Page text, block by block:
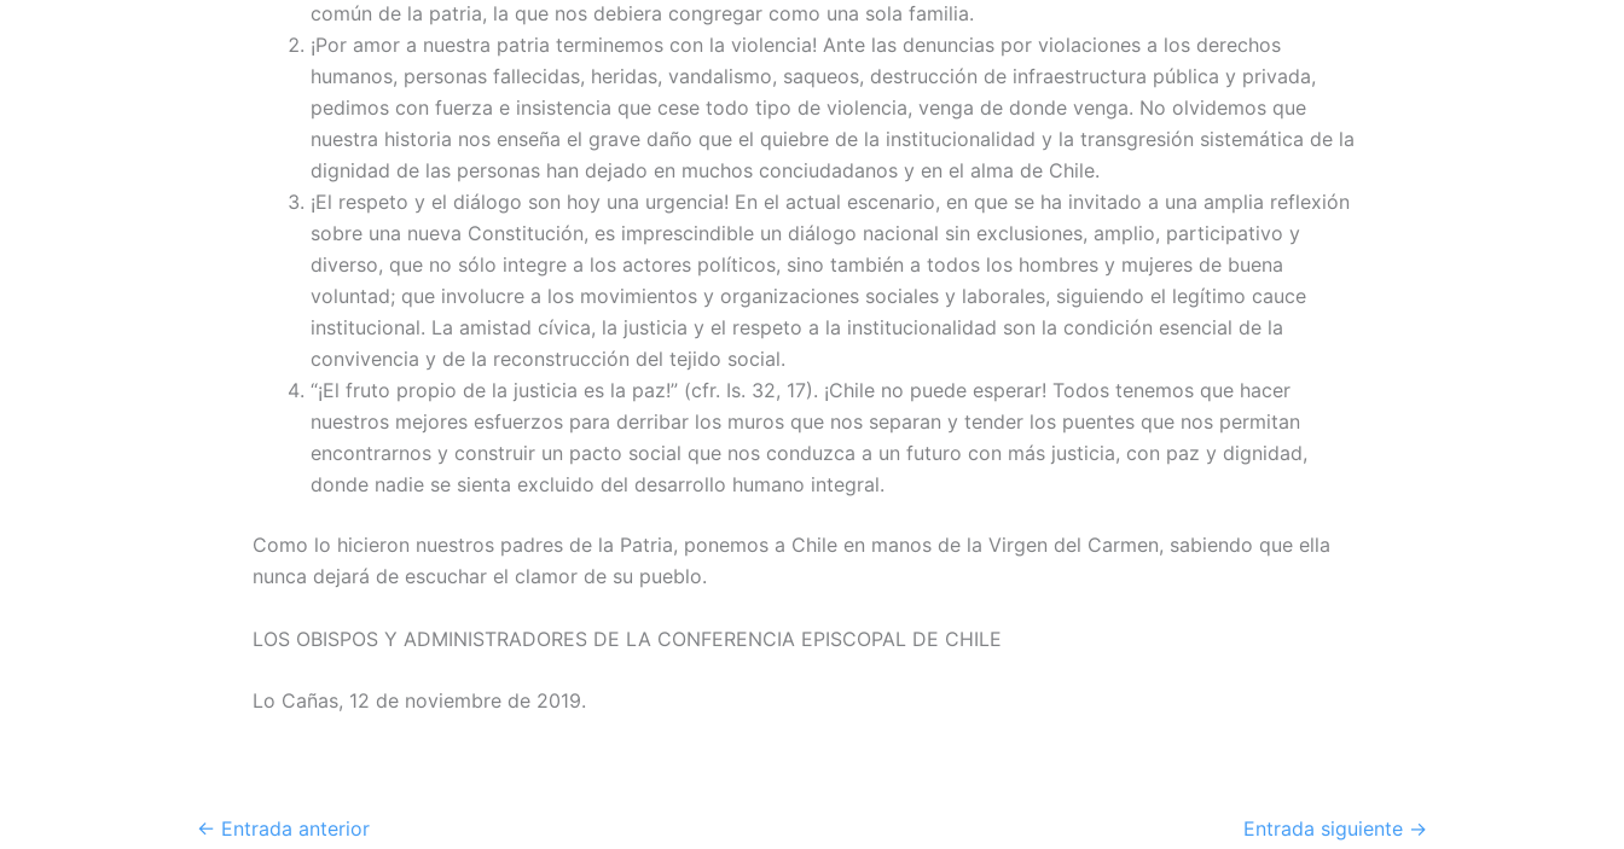
común de la patria, la que nos debiera congregar como una sola familia.
¡Por amor a nuestra patria terminemos con la violencia! Ante las denuncias por violaciones a los derechos
humanos, personas fallecidas, heridas, vandalismo, saqueos, destrucción de infraestructura pública y privada,
pedimos con fuerza e insistencia que cese todo tipo de violencia, venga de donde venga. No olvidemos que
nuestra historia nos enseña el grave daño que el quiebre de la institucionalidad y la transgresión sistemática de la
dignidad de las personas han dejado en muchos conciudadanos y en el alma de Chile.
¡El respeto y el diálogo son hoy una urgencia! En el actual escenario, en que se ha invitado a una amplia reflexión
sobre una nueva Constitución, es imprescindible un diálogo nacional sin exclusiones, amplio, participativo y
diverso, que no sólo integre a los actores políticos, sino también a todos los hombres y mujeres de buena
voluntad; que involucre a los movimientos y organizaciones sociales y laborales, siguiendo el legítimo cauce
institucional. La amistad cívica, la justicia y el respeto a la institucionalidad son la condición esencial de la
convivencia y de la reconstrucción del tejido social.
“¡El fruto propio de la justicia es la paz!” (cfr. Is. 32, 17). ¡Chile no puede esperar! Todos tenemos que hacer
nuestros mejores esfuerzos para derribar los muros que nos separan y tender los puentes que nos permitan
encontrarnos y construir un pacto social que nos conduzca a un futuro con más justicia, con paz y dignidad,
donde nadie se sienta excluido del desarrollo humano integral.
Como lo hicieron nuestros padres de la Patria, ponemos a Chile en manos de la Virgen del Carmen, sabiendo que ella
nunca dejará de escuchar el clamor de su pueblo.
LOS OBISPOS Y ADMINISTRADORES DE LA CONFERENCIA EPISCOPAL DE CHILE
Lo Cañas, 12 de noviembre de 2019.
← Entrada anterior Entrada siguiente →